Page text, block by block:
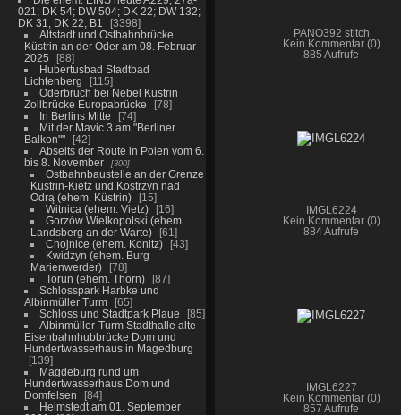
021; DK 54; DW 504; DK 22; DW 132;
DK 31; DK 22; B1
3398
Altstadt und Ostbahnbrücke
Küstrin an der Oder am 08. Februar
2025
88
Hubertusbad Stadtbad
Lichtenberg
115
Oderbruch bei Nebel Küstrin
Zollbrücke Europabrücke
78
In Berlins Mitte
74
Mit der Mavic 3 am "Berliner
Balkon""
42
Abseits der Route in Polen vom 6.
bis 8. November
300
Ostbahnbaustelle an der Grenze
Küstrin-Kietz und Kostrzyn nad
Odrą (ehem. Küstrin)
15
Witnica (ehem. Vietz)
16
Gorzów Wielkopolski (ehem.
Landsberg an der Warte)
61
Chojnice (ehem. Konitz)
43
Kwidzyn (ehem. Burg
Marienwerder)
78
Torun (ehem. Thorn)
87
Schlosspark Harbke und
Albinmüller Turm
65
Schloss und Stadtpark Plaue
85
Albinmüller-Turm Stadthalle alte
Eisenbahnhubbrücke Dom und
Hundertwasserhaus in Magedburg
139
Magdeburg rund um
Hundertwasserhaus Dom und
Domfelsen
84
Helmstedt am 01. September
PANO392 stitch
Kein Kommentar (0)
885 Aufrufe
IMGL6224
Kein Kommentar (0)
884 Aufrufe
IMGL6227
Kein Kommentar (0)
857 Aufrufe